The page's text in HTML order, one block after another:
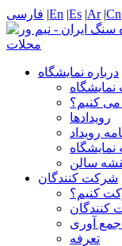
فارسی |En |Es |Ar|Cn
درباره نمایشگاه
نمایشگاه
می کنیم؟
رویدادها
رویداد
سالن
شرکت کنندگان
کنیم؟
آوری
تعرفه